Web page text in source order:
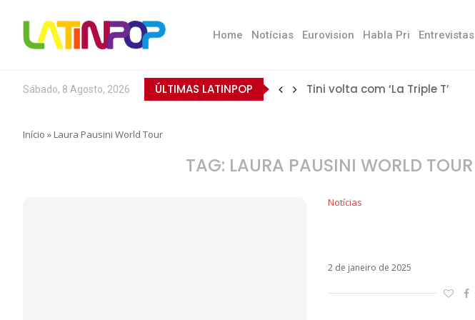
Home Notícias Eurovision Habla Pri Entrevistas
Sábado, 8 Agosto, 2026 ÚLTIMAS LATINPOP Tini volta com ‘La Triple T’
Início » Laura Pausini World Tour
TAG: LAURA PAUSINI WORLD TOUR
Notícias
2 de janeiro de 2025